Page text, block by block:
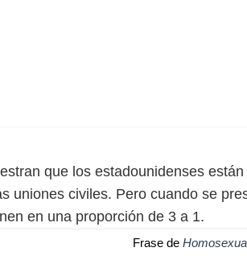
que los estadounidenses están
uniones civiles. Pero cuando se
en una proporción de 3 a 1.
Frase de